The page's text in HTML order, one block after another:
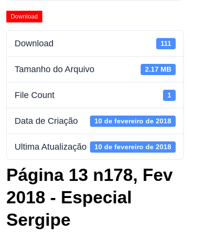
Download
Download 111
Tamanho do Arquivo 2.17 MB
File Count 1
Data de Criação 10 de fevereiro de 2018
Ultima Atualização 10 de fevereiro de 2018
Página 13 n178, Fev
2018 - Especial
Sergipe